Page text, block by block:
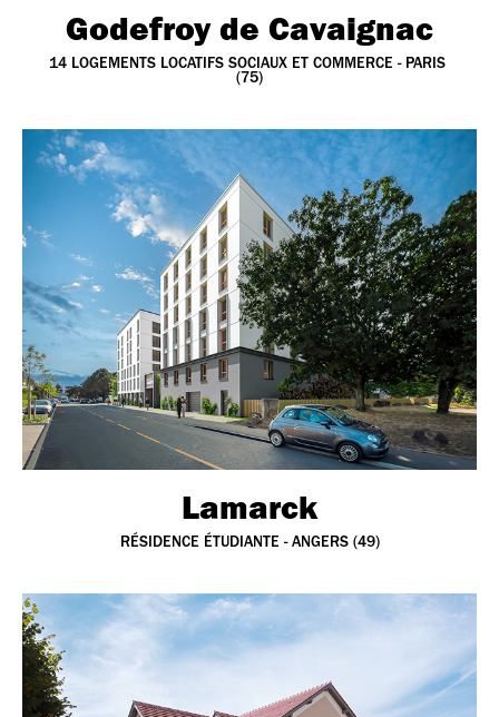
Godefroy de Cavaignac
14 LOGEMENTS LOCATIFS SOCIAUX ET COMMERCE - PARIS
(75)
Lamarck
RÉSIDENCE ÉTUDIANTE - ANGERS (49)